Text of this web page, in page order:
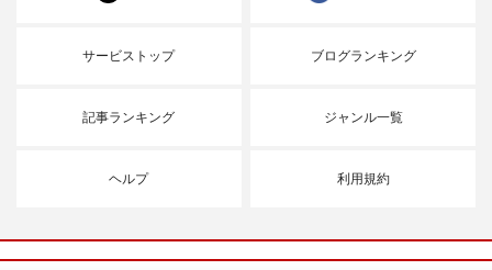
サービストップ ブログランキング
記事ランキング ジャンル一覧
ヘルプ 利用規約